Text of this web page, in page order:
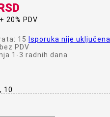
20% PDV
15
Isporuka nije uključena
bez PDV
1-3 radnih dana
10